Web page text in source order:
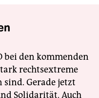
bei den kommenden
rechtsextreme
Gerade jetzt
Solidarität. Auch